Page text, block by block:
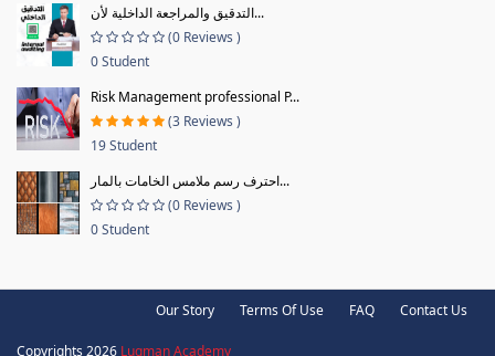
التدقيق والمراجعة الداخلية لأن...
(0 Reviews )
0 Student
Risk Management professional P...
(3 Reviews )
19 Student
احترف رسم ملامس الخامات بالمار...
(0 Reviews )
0 Student
Our Story Terms Of Use FAQ Contact Us
Copyrights 2026 Luqman Academy